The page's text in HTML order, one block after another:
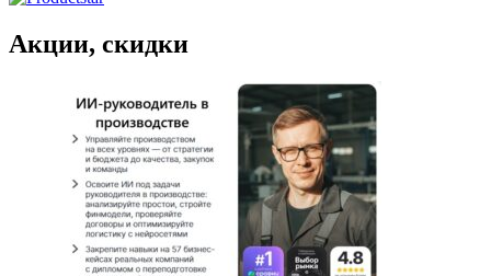
Акции, скидки